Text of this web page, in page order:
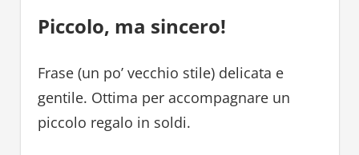
Piccolo, ma sincero!
Frase (un po’ vecchio stile) delicata e
gentile. Ottima per accompagnare un
piccolo regalo in soldi.